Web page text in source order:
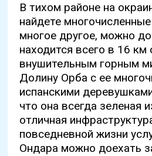
В тихом районе на
найдете
многое другое, можно
находится всего в 16
внушительным горным
Долину Орба с ее
испанскими
что она всегда зеленая
отличная
повседневной жизни
Ондара можно доехать